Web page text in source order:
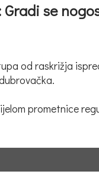
Gradi se
od raskrižja
prometnice